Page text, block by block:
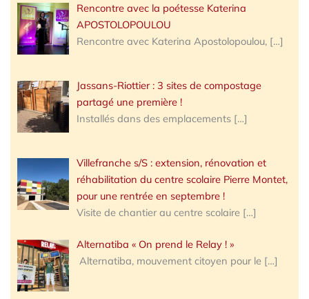
Rencontre avec la poétesse Katerina
APOSTOLOPOULOU
Rencontre avec Katerina Apostolopoulou, […]
Jassans-Riottier : 3 sites de compostage
partagé une première !
Installés dans des emplacements […]
Villefranche s/S : extension, rénovation et
réhabilitation du centre scolaire Pierre Montet,
pour une rentrée en septembre !
Visite de chantier au centre scolaire […]
Alternatiba « On prend le Relay ! »
Alternatiba, mouvement citoyen pour le […]